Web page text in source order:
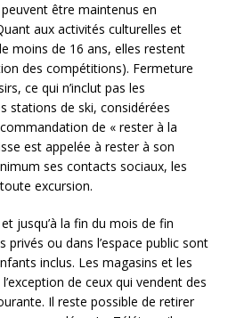
être maintenus en
aux activités culturelles et
moins de 16 ans, elles restent
des compétitions). Fermeture
ce qui n’inclut pas les
stations de ski, considérées
de « rester à la
est appelée à rester à son
ses contacts sociaux, les
excursion.
jusqu’à la fin du mois de fin
ou dans l’espace public sont
inclus. Les magasins et les
de ceux qui vendent des
Il reste possible de retirer